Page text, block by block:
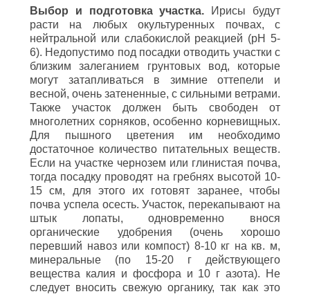
Выбор и подготовка участка.
Ирисы будут
расти на любых окультуренных почвах, с
нейтральной или слабокислой реакцией (рН 5-
6). Недопустимо под посадки отводить участки с
близким залеганием грунтовых вод, которые
могут затапливаться в зимние оттепели и
весной, очень затененные, с сильными ветрами.
Также участок должен быть свободен от
многолетних сорняков, особенно корневищных.
Для пышного цветения им необходимо
достаточное количество питательных веществ.
Если на участке чернозем или глинистая почва,
тогда посадку проводят на гребнях высотой 10-
15 см, для этого их готовят заранее, чтобы
почва успела осесть. Участок, перекапывают на
штык лопаты, одновременно внося
органические удобрения (очень хорошо
перевший навоз или компост) 8-10 кг на кв. м,
минеральные (по 15-20 г действующего
вещества калия и фосфора и 10 г азота). Не
следует вносить свежую органику, так как это